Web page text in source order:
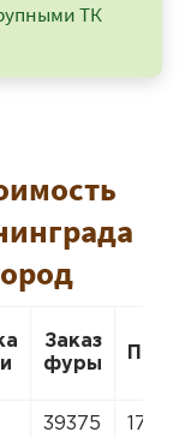
ТК
Заказ
фуры
39375 17500